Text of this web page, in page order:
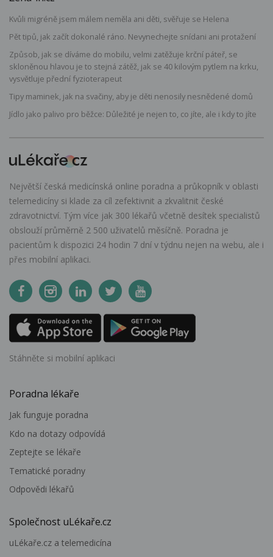
Kvůli migréně jsem málem neměla ani děti, svěřuje se Helena
Pět tipů, jak začít dokonalé ráno. Nevynechejte snídani ani protažení
Způsob, jak se díváme do mobilu, velmi zatěžuje krční páteř, se
skloněnou hlavou je to stejná zátěž, jak se 40 kilovým pytlem na krku,
vysvětluje přední fyzioterapeut
Tipy maminek, jak na svačiny, aby je děti nenosily nesnědené domů
Jídlo jako palivo pro běžce: Důležité je nejen to, co jíte, ale i kdy to jíte
Největší česká medicínská online poradna a průkopník v oblasti
telemedicíny si klade za cíl zefektivnit a zkvalitnit české
zdravotnictví. Tým více jak 300 lékařů včetně desítek specialistů
obslouží průměrně 2 500 uživatelů měsíčně. Poradna je
pacientům k dispozici 24 hodin 7 dní v týdnu nejen na webu, ale i
přes mobilní aplikaci.
Stáhněte si mobilní aplikaci
Poradna lékaře
Jak funguje poradna
Kdo na dotazy odpovídá
Zeptejte se lékaře
Tematické poradny
Odpovědi lékařů
Společnost uLékaře.cz
uLékaře.cz a telemedicína